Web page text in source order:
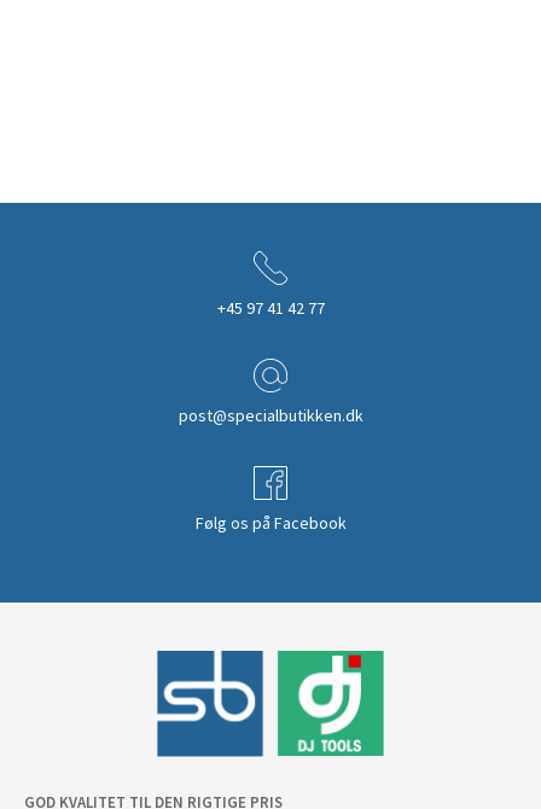
+45 97 41 42 77
post@specialbutikken.dk
Følg os på Facebook
GOD KVALITET TIL DEN RIGTIGE PRIS